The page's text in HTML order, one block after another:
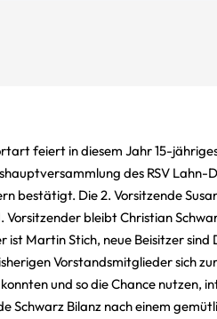
feiert in diesem Jahr 15-
des RSV
bestätigt. Die 2. Vorsitzende
bleibt Christian
Martin Stich, neue Beisitzer
Vorstandsmitglieder sich
und so die Chance
Schwarz Bilanz nach einem